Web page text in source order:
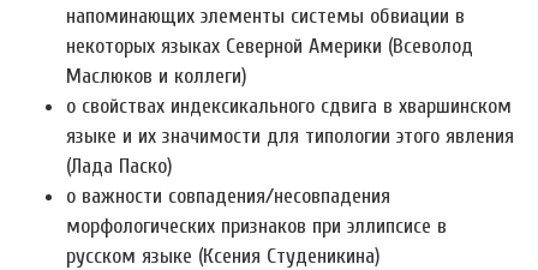
напоминающих элементы системы обвиации в
некоторых языках Северной Америки (Всеволод
Маслюков и коллеги)
о свойствах индексикального сдвига в хваршинском
языке и их значимости для типологии этого явления
(Лада Паско)
о важности совпадения/несовпадения
морфологических признаков при эллипсисе в
русском языке (Ксения Студеникина)